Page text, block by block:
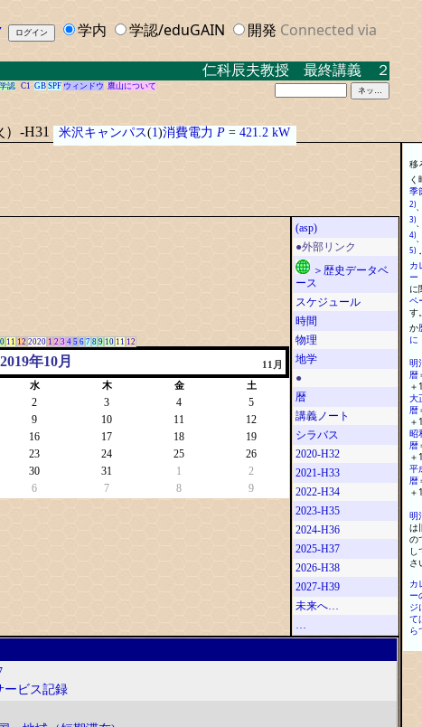
学内 学認/eduGAIN 開発 Connected via
仁科辰夫教授 最終講義 ２０２３
学認 C1 GB SPF ウィンドウ 鷹山について
）-H31 米沢キャンパス(1)消費電力 P =421.2 kW
11 12 2020 1 2 3 4 5 6 7 8 9 10 11 12
2019年10月 11月
水 木 金 土
2 3 4
5
9 10 11
12
16 17 18
19
23 24 25
26
30 31 1
2
6 7 8 9
(asp)
●外部リンク
＞歴史データベ
ース
スケジュール
時間
物理
地学
●
暦
講義ノート
シラバス
2020-H32
2021-H33
2022-H34
2023-H35
2024-H36
2025-H37
2026-H38
2027-H39
未来へ…
…
ービス記録
移
く
季
2)、
3)、
4)、
5)・
カ
ー
に
ペ
す。
か
に
明
暦
＋
大
暦
＋
昭
暦
＋
平
暦
＋
明
は
の
し
さ
カ
ー
ジ
て
ら